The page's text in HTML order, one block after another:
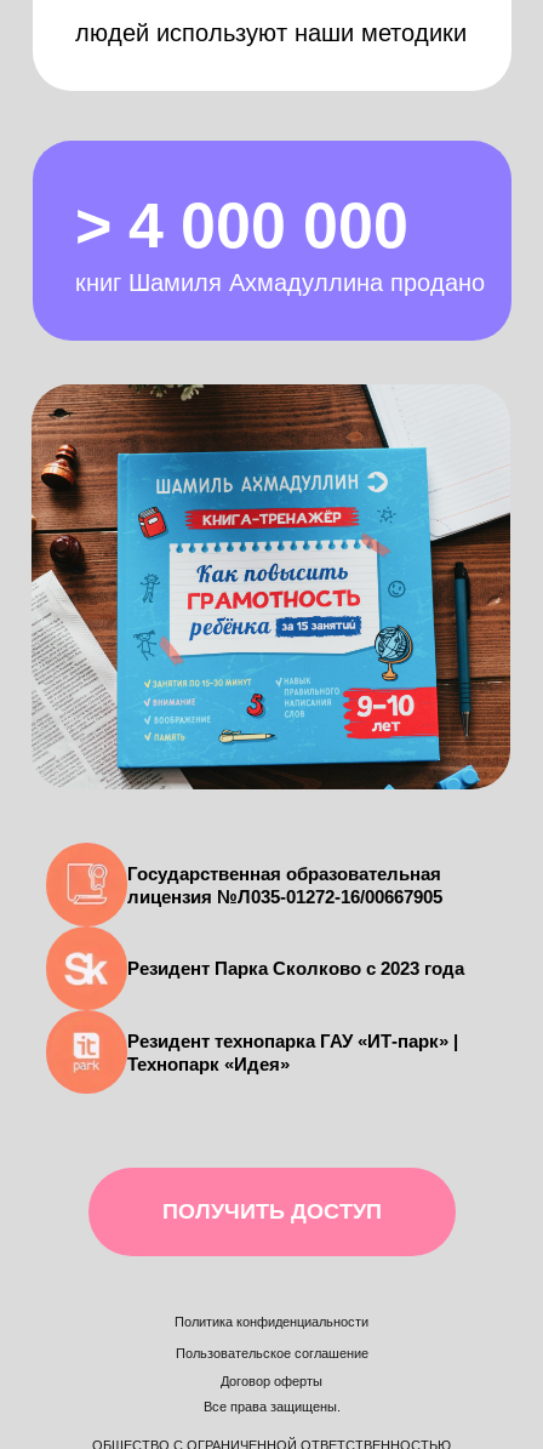
> 4 000 000
книг Шамиля Ахмадуллина продано
людей используют наши методики
ПОЛУЧИТЬ ДОСТУП
Государственная образовательная
лицензия №Л035-01272-16/00667905
Резидент Парка Сколково с 2023 года
Резидент технопарка ГАУ «ИТ-парк» |
Технопарк «Идея»
Все права защищены.
ОБЩЕСТВО С ОГРАНИЧЕННОЙ ОТВЕТСТВЕННОСТЬЮ
Пользовательское соглашение
Политика конфиденциальности
Договор оферты